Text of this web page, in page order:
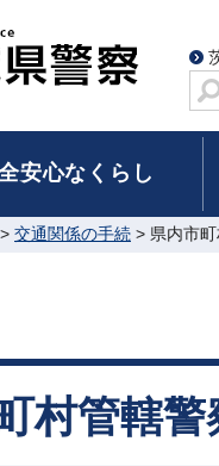
サ
索
安心なくらし
> 交通関係の手続 > 県内市
村管轄